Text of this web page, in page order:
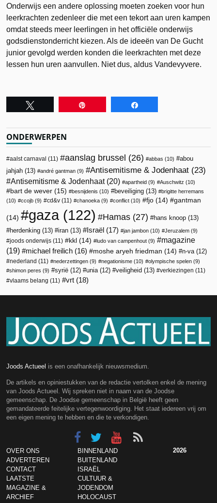
Onderwijs een andere oplossing moeten zoeken voor hun
leerkrachten zedenleer die met een tekort aan uren kampen
omdat steeds meer leerlingen in het officiële onderwijs
godsdienstonderricht kiezen. Als de ideeën van De Gucht
junior gevolgd werden konden die leerkrachten met deze
lessen hun uren aanvullen. Niet dus, aldus Vandevyvere.
ONDERWERPEN
aalst carnaval (11) aanslag brussel (26) abbas (10)
abou
jahjah (13) andré gantman (9) Antisemitisme & Jodenhaat (23)
Antisemitisme & Jodenhaat(20) apartheid (9) Auschwitz (10)
bart de wever (15) besnijdenis (10) beveiliging (13)
brigitte herremans
(10)
ccojb (9) cd&v (11) chanoeka (9) conflict (10) fjo (14) gantman
(14) gaza (122) Hamas (27) hans knoop (13)
herdenking (13) iran (13) Israël (17) jan jambon (10) Jeruzalem (9)
joods onderwijs (11) kkl (14) ludo van campenhout (9)
magazine
(19)
michael freilich (16) moshe aryeh friedman (14) n-va (12)
nederland (11) nederzettingen (9) negationisme (10) olympische spelen (9)
shimon peres (9) syrië (12) unia (12) veiligheid (13) verkiezingen (11)
vlaams belang (11) vrt (18)
Joods Actueel is een onafhankelijk nieuwsmedium.
De artikels en opiniestukken van de redactie vertolken enkel de mening
van Joods Actueel. Wij spreken niet in naam van de Joodse
gemeenschap. De Joodse gemeenschap in België heeft geen
gemandateerde feitelijke vertegenwoordiging. Het staat iedereen vrij om
een eigen mening te hebben en die te verkondigen.
OVER ONS
ADVERTEREN
CONTACT
LAATSTE
MAGAZINE &
ARCHIEF
BINNENLAND
BUITENLAND
ISRAËL
CULTUUR &
JODENDOM
HOLOCAUST
2026